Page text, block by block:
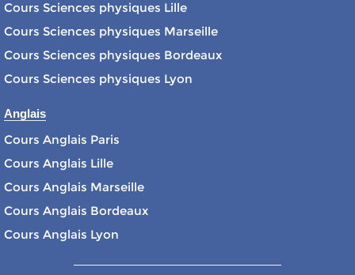
Cours Sciences physiques Lille
Cours Sciences physiques Marseille
Cours Sciences physiques Bordeaux
Cours Sciences physiques Lyon
Anglais
Cours Anglais Paris
Cours Anglais Lille
Cours Anglais Marseille
Cours Anglais Bordeaux
Cours Anglais Lyon